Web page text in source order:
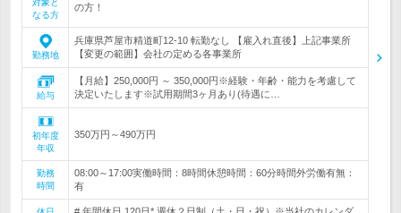
対象と
なる方
の方！
勤務地
兵庫県芦屋市精道町12-10 転勤なし 【雇入れ直後】上記事業所
【変更の範囲】会社の定める各事業所
給与
【月給】250,000円 ～ 350,000円※経験・年齢・能力を考慮して
決定いたします※試用期間3ヶ月あり(待遇に…
初年度
年収
350万円～490万円
勤務
時間
08:00～17:00実働時間：8時間休憩時間：60分時間外労働有無：
有